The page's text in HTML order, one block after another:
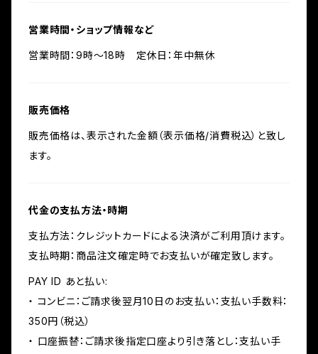
営業時間・ショップ情報など
営業時間：9時〜18時 定休日：年中無休
販売価格
販売価格は、表示された金額（表示価格/消費税込）と致し
ます。
代金の支払方法・時期
支払方法：クレジットカードによる決済がご利用頂けます。
支払時期：商品注文確定時でお支払いが確定致します。
PAY ID あと払い:
・ コンビニ：ご請求後翌月10日のお支払い：支払い手数料：
350円（税込）
・ 口座振替：ご請求後指定口座より引き落とし：支払い手